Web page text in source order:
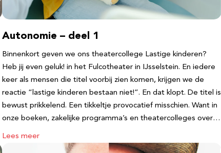
Autonomie – deel 1
Binnenkort geven we ons theatercollege Lastige kinderen?
Heb jij even geluk! in het Fulcotheater in IJsselstein. En iedere
keer als mensen die titel voorbij zien komen, krijgen we de
reactie “lastige kinderen bestaan niet!”. En dat klopt. De titel is
bewust prikkelend. Een tikkeltje provocatief misschien. Want in
onze boeken, zakelijke programma’s en theatercolleges over…
Lees meer